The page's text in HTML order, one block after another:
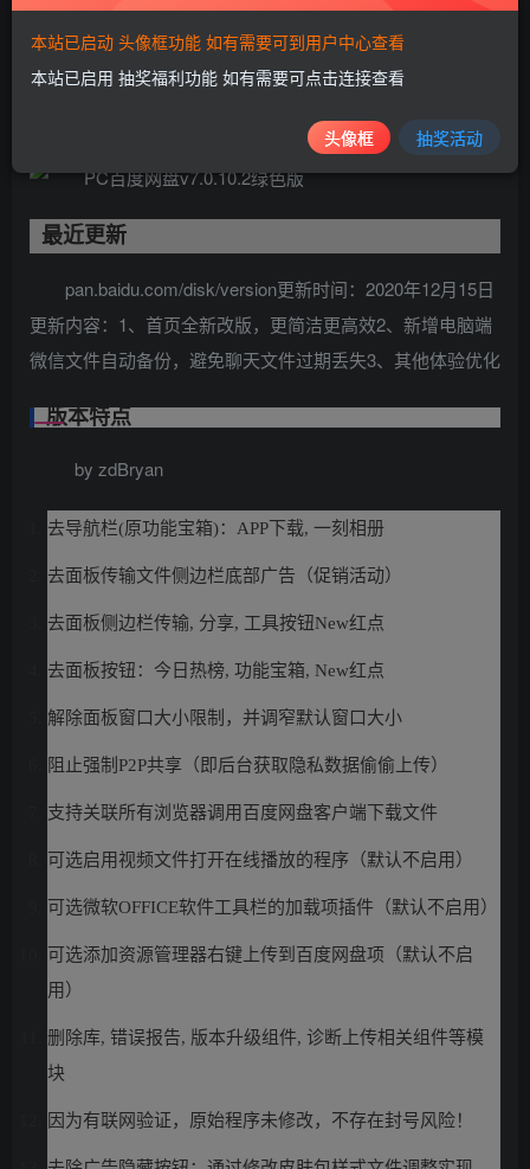
软件浏览
最近更新
pan.baidu.com/disk/version更新时间：2020年12月15日
更新内容：1、首页全新改版，更简洁更高效2、新增电脑端
微信文件自动备份，避免聊天文件过期丢失3、其他体验优化
版本特点
by zdBryan
去导航栏(原功能宝箱)：APP下载, 一刻相册
去面板传输文件侧边栏底部广告（促销活动）
去面板侧边栏传输, 分享, 工具按钮New红点
去面板按钮：今日热榜, 功能宝箱, New红点
解除面板窗口大小限制，并调窄默认窗口大小
阻止强制P2P共享（即后台获取隐私数据偷偷上传）
支持关联所有浏览器调用百度网盘客户端下载文件
可选启用视频文件打开在线播放的程序（默认不启用）
可选微软OFFICE软件工具栏的加载项插件（默认不启用）
可选添加资源管理器右键上传到百度网盘项（默认不启
用）
删除库, 错误报告, 版本升级组件, 诊断上传相关组件等模
块
因为有联网验证，原始程序未修改，不存在封号风险！
本站已启动 头像框功能 如有需要可到用户中心查看
本站已启用 抽奖福利功能 如有需要可点击连接查看
头像框 抽奖活动